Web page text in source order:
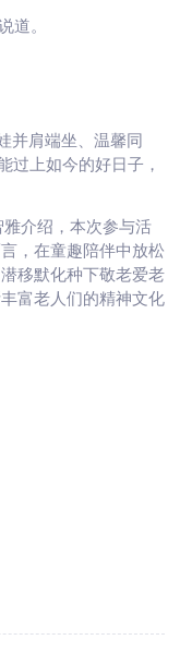
道。
并肩端坐、温馨同
过上如今的好日子，
雅介绍，本次参与活
，在童趣陪伴中放松
移默化种下敬老爱老
富老人们的精神文化